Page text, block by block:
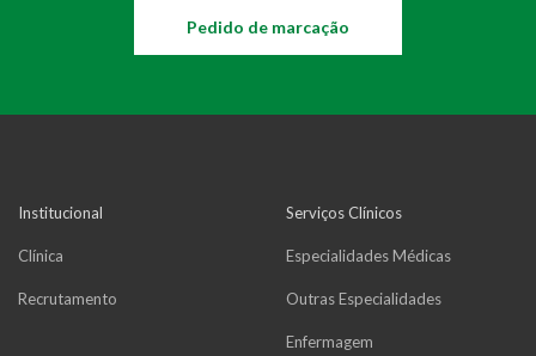
Pedido de marcação
Institucional
Clínica
Recrutamento
Serviços Clínicos
Especialidades Médicas
Outras Especialidades
Enfermagem